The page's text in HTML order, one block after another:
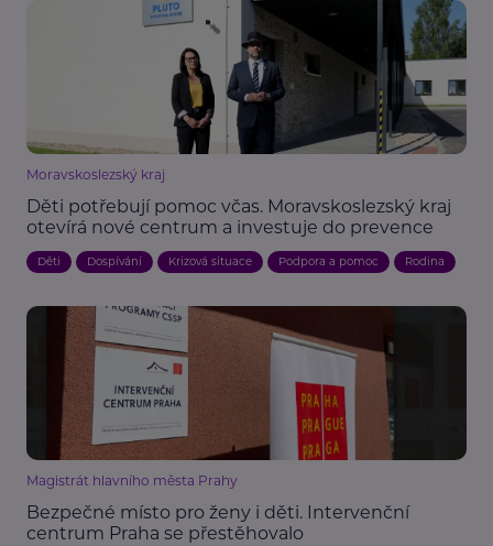
Moravskoslezský kraj
Děti potřebují pomoc včas. Moravskoslezský kraj
otevírá nové centrum a investuje do prevence
Děti Dospívání Krizová situace Podpora a pomoc Rodina
Magistrát hlavního města Prahy
Bezpečné místo pro ženy i děti. Intervenční
centrum Praha se přestěhovalo